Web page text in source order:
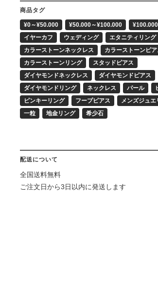
商品タグ
¥0～¥50.000 ¥50.000～¥100.000
イヤーカフ
ウェディング
エタニティリング
カラーストーンネックレス
カラーストーンピア
カラーストーンリング
スタッドピアス
ダイヤモンドネックレス
ダイヤモンドピアス
ダイヤモンドリング
ネックレス パール
ピンキーリング
フープピアス メンズジュエ
一粒
地金リング 希少石
配送について
全国送料無料
ご注文日から3日以内に発送します